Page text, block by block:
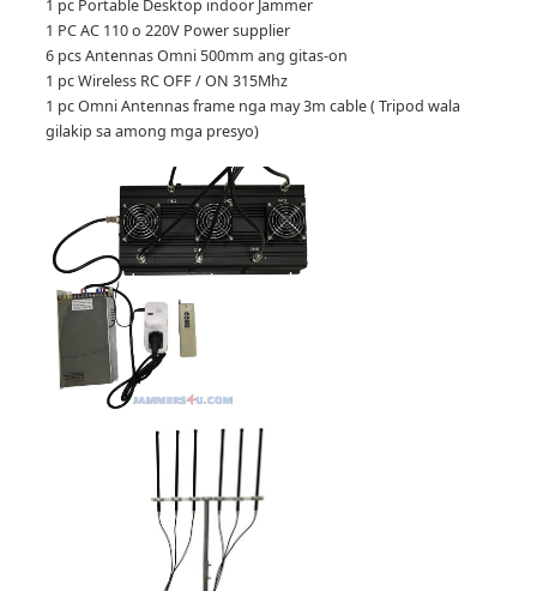
1 pc Portable Desktop indoor Jammer
1 PC AC 110 o 220V Power supplier
6 pcs Antennas Omni 500mm ang gitas-on
1 pc Wireless RC OFF / ON 315Mhz
1 pc Omni Antennas frame nga may 3m cable ( Tripod wala
gilakip sa among mga presyo)